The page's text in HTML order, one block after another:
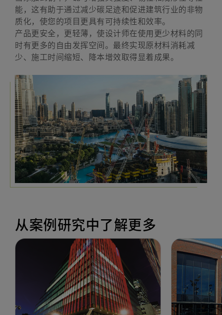
能，这有助于通过减少碳足迹和促进建筑行业的非物
质化，使您的项目更具有可持续性和效率。
产品更安全，更轻薄，使设计师在使用更少材料的同
时有更多的自由发挥空间。最终实现原材料消耗减
少、施工时间缩短、降本增效取得显着成果。
从案例研究中了解更多
Design-Eloquent-IMS-Building-In-Brazil